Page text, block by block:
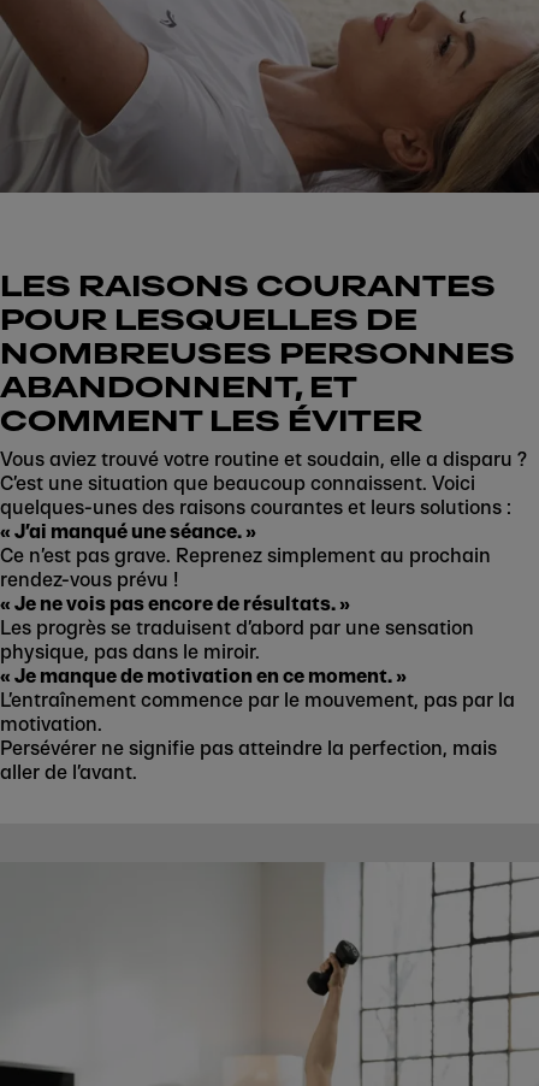
LES RAISONS COURANTES
POUR LESQUELLES DE
NOMBREUSES PERSONNES
ABANDONNENT, ET
COMMENT LES ÉVITER
Vous aviez trouvé votre routine et soudain, elle a disparu ?
C’est une situation que beaucoup connaissent. Voici
quelques-unes des raisons courantes et leurs solutions :
« J’ai manqué une séance. »
Ce n’est pas grave. Reprenez simplement au prochain
rendez-vous prévu !
« Je ne vois pas encore de résultats. »
Les progrès se traduisent d’abord par une sensation
physique, pas dans le miroir.
« Je manque de motivation en ce moment. »
L’entraînement commence par le mouvement, pas par la
motivation.
Persévérer ne signifie pas atteindre la perfection, mais
aller de l’avant.